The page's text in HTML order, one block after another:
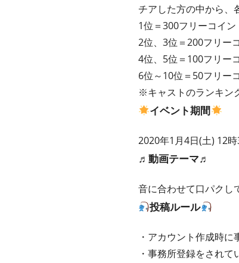
チアした方の中から、
1位＝300フリーコイン
2位、3位＝200フリー
4位、5位＝100フリー
6位～10位＝50フリー
※キャストのランキン
イベント期間
2020年1月4日(土) 12
♬動画テーマ♬
音に合わせて口パクし
投稿ルール
・アカウント作成時
・事務所登録をされ